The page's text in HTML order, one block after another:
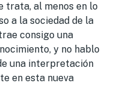
trata, al menos en lo
a la sociedad de la
consigo una
y no hablo
una interpretación
en esta nueva